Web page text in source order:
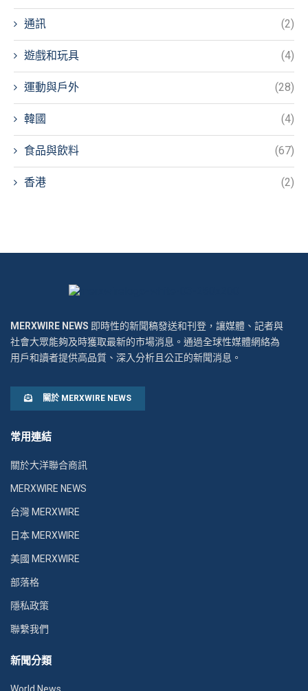
通訊 (2)
遊戲和玩具 (4)
運動與戶外 (28)
韓國 (4)
食品與飲料 (67)
香港 (2)
MERXWIRE NEWS 即時性的新聞稿發送和刊登，讓媒體、記者與
社會大眾能夠及時獲取最新的市場消息。通過全球性媒體網絡為
用戶和讀者提供高品質、深入分析且公正的新聞消息。
關於 MERXWIRE NEWS
常用連結
關於大洋聯合商訊
MERXWIRE NEWS
台灣 MERXWIRE
日本 MERXWIRE
美國 MERXWIRE
部落格
隱私政策
聯繫我們
新聞分類